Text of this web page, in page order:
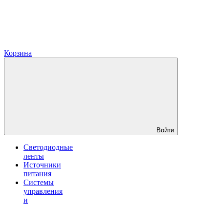
Корзина
Войти
Светодиодные
ленты
Источники
питания
Системы
управления
и